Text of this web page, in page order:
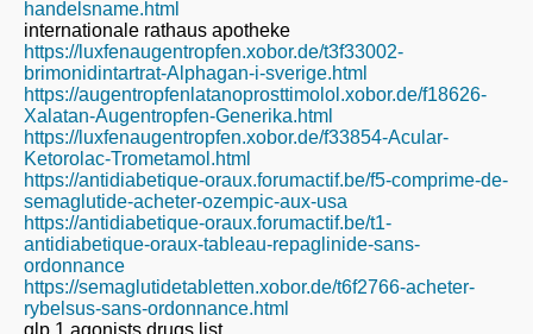
handelsname.html
internationale rathaus apotheke
https://luxfenaugentropfen.xobor.de/t3f33002-
brimonidintartrat-Alphagan-i-sverige.html
https://augentropfenlatanoprosttimolol.xobor.de/f18626-
Xalatan-Augentropfen-Generika.html
https://luxfenaugentropfen.xobor.de/f33854-Acular-
Ketorolac-Trometamol.html
https://antidiabetique-oraux.forumactif.be/f5-comprime-de-
semaglutide-acheter-ozempic-aux-usa
https://antidiabetique-oraux.forumactif.be/t1-
antidiabetique-oraux-tableau-repaglinide-sans-
ordonnance
https://semaglutidetabletten.xobor.de/t6f2766-acheter-
rybelsus-sans-ordonnance.html
glp 1 agonists drugs list